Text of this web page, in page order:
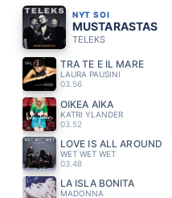
NYT SOI
MUSTARASTAS
TELEKS
TRA TE E IL MARE
LAURA PAUSINI
03.56
OIKEA AIKA
KATRI YLANDER
03.52
LOVE IS ALL AROUND
WET WET WET
03.48
LA ISLA BONITA
MADONNA